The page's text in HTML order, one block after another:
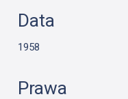
Data
1958
Prawa